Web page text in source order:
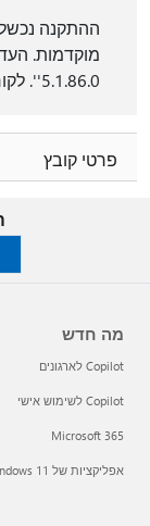
ההתקנה
'5.1.86.0'. לקוח AppV לא נמצא במחשב זה.
פרטי קובץ
מה חדש
Copilot לארגונים
Copilot לשימוש אישי
Microsoft 365
אפליקציות של Windows 11‏